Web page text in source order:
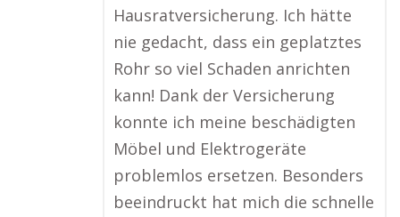
Hausratversicherung. Ich hätte
nie gedacht, dass ein geplatztes
Rohr so viel Schaden anrichten
kann! Dank der Versicherung
konnte ich meine beschädigten
Möbel und Elektrogeräte
problemlos ersetzen. Besonders
beeindruckt hat mich die schnelle